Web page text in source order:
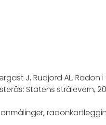
J, Rudjord AL. Radon
Statens strålevern,